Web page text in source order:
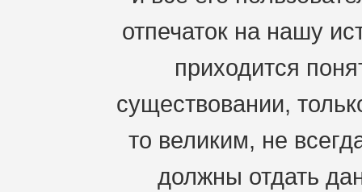
отпечаток на нашу
приходится
существовании,
то великим, не
должны отдать